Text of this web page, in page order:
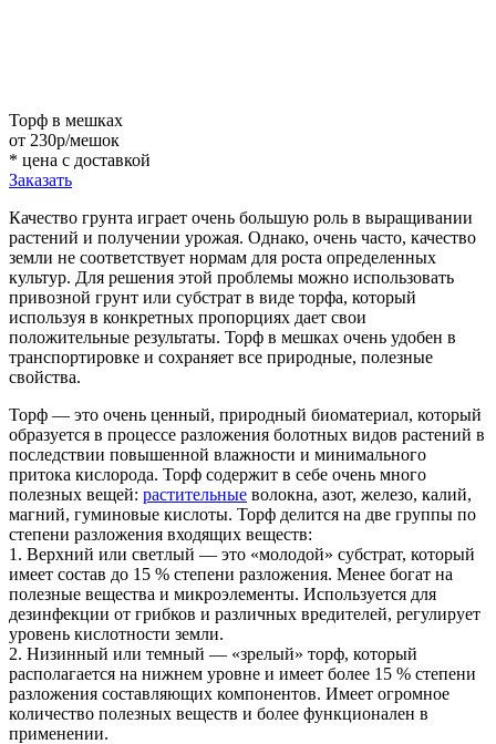
Торф в мешках
от 230р/мешок
* цена с доставкой
Заказать
Качество грунта играет очень большую роль в выращивании
растений и получении урожая. Однако, очень часто, качество
земли не соответствует нормам для роста определенных
культур. Для решения этой проблемы можно использовать
привозной грунт или субстрат в виде торфа, который
используя в конкретных пропорциях дает свои
положительные результаты. Торф в мешках очень удобен в
транспортировке и сохраняет все природные, полезные
свойства.
Торф — это очень ценный, природный биоматериал, который
образуется в процессе разложения болотных видов растений в
последствии повышенной влажности и минимального
притока кислорода. Торф содержит в себе очень много
полезных вещей: растительные волокна, азот, железо, калий,
магний, гуминовые кислоты. Торф делится на две группы по
степени разложения входящих веществ:
1. Верхний или светлый — это «молодой» субстрат, который
имеет состав до 15 % степени разложения. Менее богат на
полезные вещества и микроэлементы. Используется для
дезинфекции от грибков и различных вредителей, регулирует
уровень кислотности земли.
2. Низинный или темный — «зрелый» торф, который
располагается на нижнем уровне и имеет более 15 % степени
разложения составляющих компонентов. Имеет огромное
количество полезных веществ и более функционален в
применении.